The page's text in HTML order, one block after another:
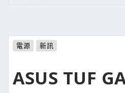
電源 新訊
ASUS TUF